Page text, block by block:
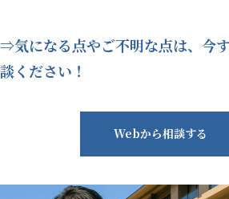
⇒気になる点やご不明な点は、今
談ください！
Webから相談する